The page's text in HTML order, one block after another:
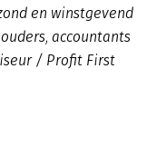
en winstgevend
accountants
/ Profit First